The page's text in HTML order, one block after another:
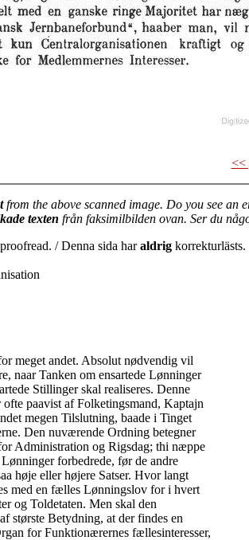
<<
from the above scanned image. Do you see an
texten från faksimilbilden ovan. Ser du
/ Denna sida haraldrig korrekturlästs.
meget andet. Absolut nødvendig vil
naar Tanken om ensartede Lønninger
Stillinger skal realiseres. Denne
paavist af Folketingsmand, Kaptajn
megen Tilslutning, baade i Tinget
Den nuværende Ordning betegner
Administration og Rigsdag; thi næppe
forbedrede, før de andre
høje eller højere Satser. Hvor langt
med en fælles Lønningslov for i hvert
og Toldetaten. Men skal den
største Betydning, at der findes en
for Funktionærernes fællesinteresser,